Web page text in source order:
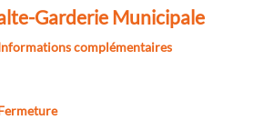
Garderie Municipale
complémentaires